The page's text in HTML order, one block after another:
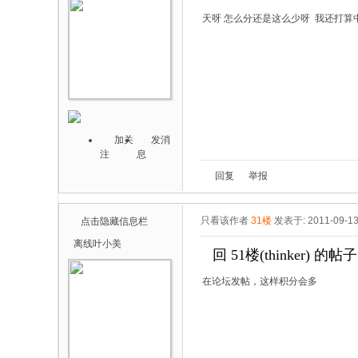
加关
注
发消
息
天呀 怎么分还是这么少呀 我还打算
回复 举报
点击隐藏信息栏
离线叶小美
只看该作者 31楼 发表于: 2011-09-13
回 51楼(thinker) 的帖子
在论坛发帖，这样积分会多